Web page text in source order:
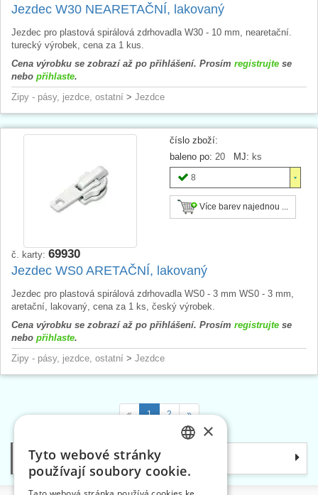
Jezdec W30 NEARETAČNÍ, lakovaný
Jezdec pro plastová spirálová zdrhovadla W30 - 10 mm, nearetační.
turecký výrobek, cena za 1 kus.
Cena výrobku se zobrazí až po přihlášení. Prosím registrujte se
nebo přihlaste.
Zipy - pásy, jezdce, ostatní > Jezdce
číslo zboží:
baleno po: 20 MJ: ks
8
Více barev najednou ...
č. karty: 69930
Jezdec WS0 ARETAČNÍ, lakovaný
Jezdec pro plastová spirálová zdrhovadla WS0 - 3 mm WS0 - 3 mm,
aretační, lakovaný, cena za 1 ks, český výrobek.
Cena výrobku se zobrazí až po přihlášení. Prosím registrujte se
nebo přihlaste.
Zipy - pásy, jezdce, ostatní > Jezdce
« 1 2 »
Kategorie
×
Tyto webové stránky
používají soubory cookie.